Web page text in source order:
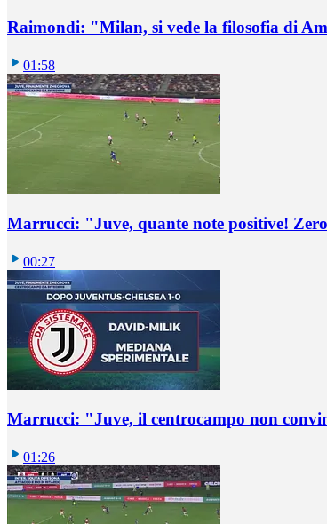
Raimondi: "Milan, si vede la filosofia di
01:58
Marrucci: "Juve, quante note positive!
00:27
Marrucci: "Juve, il centrocampo non
01:26